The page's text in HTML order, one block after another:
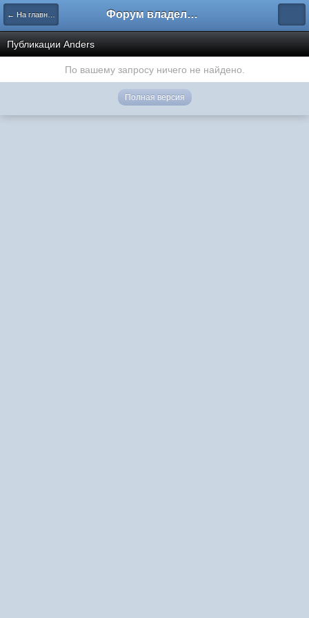
← На главную Форум владельцев интернет-магазинов
Публикации Anders
По вашему запросу ничего не найдено.
Полная версия